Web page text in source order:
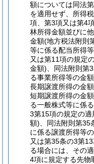
額については同法
を適用せず、所得
項、第3項又は第4
林所得金額並びに
金額(地方税法附則
等に係る配当所得
又は第11項の規定
金額) 、同法附則
る事業所得等の金
長期譲渡所得の金
短期譲渡所得の金
る一般株式等に係
3第15項の規定の
額) 、同法附則第
に係る譲渡所得等
又は第35条の3第
る場合には、その
4項に規定する先物